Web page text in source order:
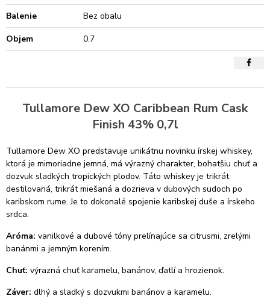
Balenie
Bez obalu
Objem
0.7
Tullamore Dew XO Caribbean Rum Cask
Finish 43% 0,7l
Tullamore Dew XO predstavuje unikátnu novinku írskej whiskey,
ktorá je mimoriadne jemná, má výrazný charakter, bohatšiu chuť a
dozvuk sladkých tropických plodov. Táto whiskey je trikrát
destilovaná, trikrát miešaná a dozrieva v dubových sudoch po
karibskom rume. Je to dokonalé spojenie karibskej duše a írskeho
srdca.
Aróma: vanilkové a dubové tóny prelínajúce sa citrusmi, zrelými
banánmi a jemným korením.
Chuť: výrazná chuť karamelu, banánov, ďatlí a hrozienok.
Záver: dlhý a sladký s dozvukmi banánov a karamelu.